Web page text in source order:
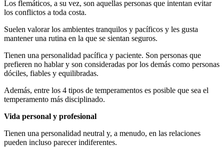
Los flemáticos, a su vez, son aquellas personas que intentan evitar
los conflictos a toda costa.
Suelen valorar los ambientes tranquilos y pacíficos y les gusta
mantener una rutina en la que se sientan seguros.
Tienen una personalidad pacífica y paciente. Son personas que
prefieren no hablar y son consideradas por los demás como personas
dóciles, fiables y equilibradas.
Además, entre los 4 tipos de temperamentos es posible que sea el
temperamento más disciplinado.
Vida personal y profesional
Tienen una personalidad neutral y, a menudo, en las relaciones
pueden incluso parecer indiferentes.